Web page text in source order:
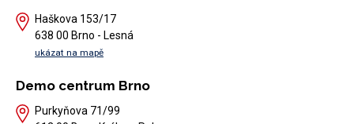
Haškova 153/17
638 00 Brno - Lesná
ukázat na mapě
Demo centrum Brno
Purkyňova 71/99